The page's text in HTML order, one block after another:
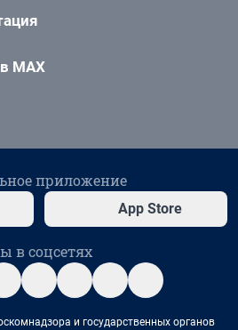
MAX
приложение
App Store
в соцсетях
и государственных органов